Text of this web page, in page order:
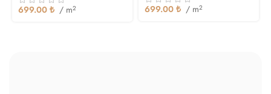
699.00 ₺ / m2 699.00 ₺ / m2